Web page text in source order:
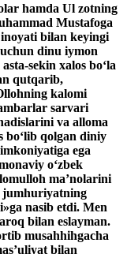
hamda Ul zotning
Mustafoga
bilan keyingi
dinu iymon
sekin xalos bo‘la
qutqarib,
kalomi
sarvari
va alloma
bo‘lib qolgan diniy
ega
o‘zbek
ma’nolarini
jumhuriyatning
nasib etdi. Men
bilan eslayman.
musahhihgacha
bilan